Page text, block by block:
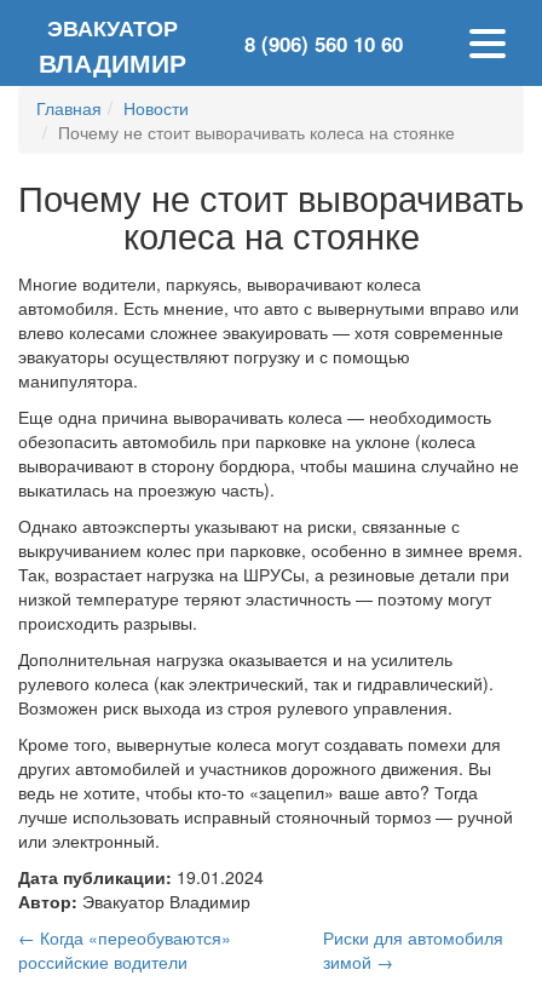
ЭВАКУАТОР
ВЛАДИМИР 8 (906) 560 10 60
Главная
Новости
Почему не стоит выворачивать колеса на стоянке
Почему не стоит выворачивать
колеса на стоянке
Многие водители, паркуясь, выворачивают колеса
автомобиля. Есть мнение, что авто с вывернутыми вправо или
влево колесами сложнее эвакуировать — хотя современные
эвакуаторы осуществляют погрузку и с помощью
манипулятора.
Еще одна причина выворачивать колеса — необходимость
обезопасить автомобиль при парковке на уклоне (колеса
выворачивают в сторону бордюра, чтобы машина случайно не
выкатилась на проезжую часть).
Однако автоэксперты указывают на риски, связанные с
выкручиванием колес при парковке, особенно в зимнее время.
Так, возрастает нагрузка на ШРУСы, а резиновые детали при
низкой температуре теряют эластичность — поэтому могут
происходить разрывы.
Дополнительная нагрузка оказывается и на усилитель
рулевого колеса (как электрический, так и гидравлический).
Возможен риск выхода из строя рулевого управления.
Кроме того, вывернутые колеса могут создавать помехи для
других автомобилей и участников дорожного движения. Вы
ведь не хотите, чтобы кто-то «зацепил» ваше авто? Тогда
лучше использовать исправный стояночный тормоз — ручной
или электронный.
Дата публикации: 19.01.2024
Автор: Эвакуатор Владимир
← Когда «переобуваются»
российские водители
Риски для автомобиля
зимой →